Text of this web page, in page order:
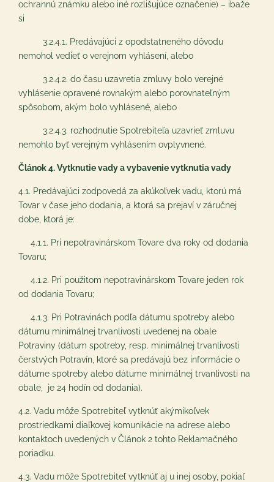
ochrannú známku alebo iné rozlišujúce označenie) – ibaže
si
3.2.4.1. Predávajúci z opodstatneného dôvodu
nemohol vedieť o verejnom vyhlásení, alebo
3.2.4.2. do času uzavretia zmluvy bolo verejné
vyhlásenie opravené rovnakým alebo porovnateľným
spôsobom, akým bolo vyhlásené, alebo
3.2.4.3. rozhodnutie Spotrebiteľa uzavrieť zmluvu
nemohlo byť verejným vyhlásením ovplyvnené.
Článok 4. Vytknutie vady a vybavenie vytknutia vady
4.1. Predávajúci zodpovedá za akúkoľvek vadu, ktorú má
Tovar v čase jeho dodania, a ktorá sa prejaví v záručnej
dobe, ktorá je:
4.1.1. Pri nepotravinárskom Tovare dva roky od dodania
Tovaru;
4.1.2. Pri použitom nepotravinárskom Tovare jeden rok
od dodania Tovaru;
4.1.3. Pri Potravinách podľa dátumu spotreby alebo
dátumu minimálnej trvanlivosti uvedenej na obale
Potraviny (dátum spotreby, resp. minimálnej trvanlivosti
čerstvých Potravín, ktoré sa predávajú bez informácie o
dátume spotreby alebo dátume minimálnej trvanlivosti na
obale, je 24 hodín od dodania).
4.2. Vadu môže Spotrebiteľ vytknúť akýmikoľvek
prostriedkami diaľkovej komunikácie na adrese alebo
kontaktoch uvedených v ‎Článok 2 tohto Reklamačného
poriadku.
4.3. Vadu môže Spotrebiteľ vytknúť aj u inej osoby, pokiaľ